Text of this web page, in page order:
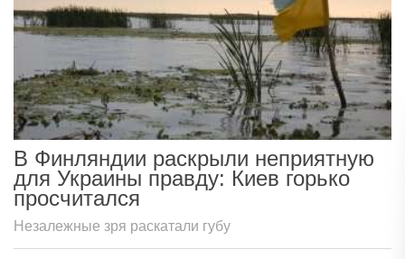
В Финляндии раскрыли неприятную
для Украины правду: Киев горько
просчитался
Незалежные зря раскатали губу